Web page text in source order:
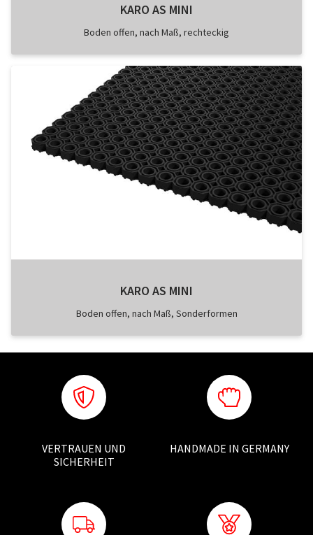
KARO AS MINI
Boden offen, nach Maß, rechteckig
KARO AS MINI
Boden offen, nach Maß, Sonderformen
VERTRAUEN UND
SICHERHEIT
HANDMADE IN GERMANY